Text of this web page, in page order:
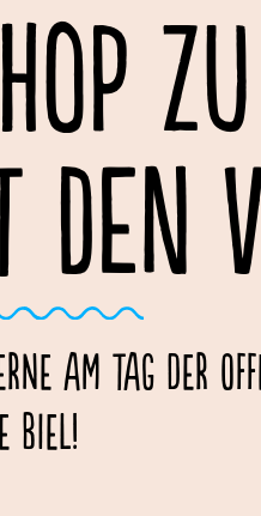
DEN
am Tag der
Biel!